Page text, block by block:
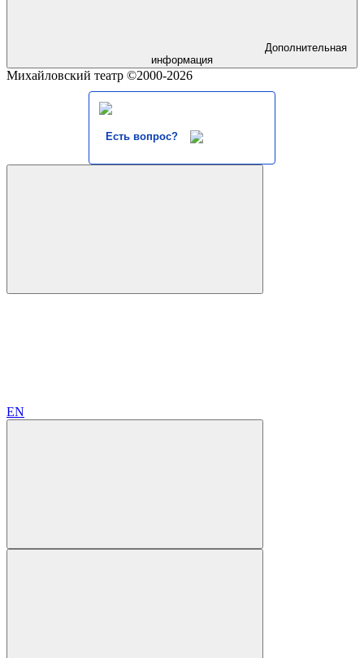
Дополнительная
информация
Михайловский театр ©2000-2026
Есть вопрос?
EN